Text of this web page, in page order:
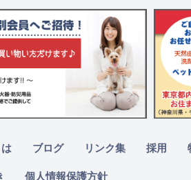
ブログ リンク集 採用
個人情報保護方針